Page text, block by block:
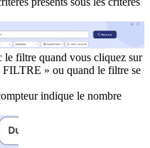
le filtre quand vous cliquez sur
» ou quand le filtre se
indique le nombre